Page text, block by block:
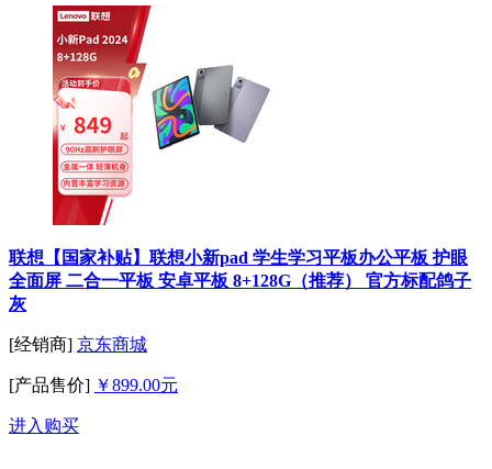
联想【国家补贴】联想小新pad 学生学习平板办公平板 护眼
全面屏 二合一平板 安卓平板 8+128G（推荐） 官方标配鸽子
灰
[经销商] 京东商城
[产品售价] ￥899.00元
进入购买